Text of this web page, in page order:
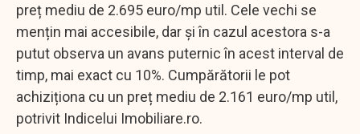
preț mediu de 2.695 euro/mp util. Cele vechi se
mențin mai accesibile, dar și în cazul acestora s-a
putut observa un avans puternic în acest interval de
timp, mai exact cu 10%. Cumpărătorii le pot
achiziționa cu un preț mediu de 2.161 euro/mp util,
potrivit Indicelui Imobiliare.ro.